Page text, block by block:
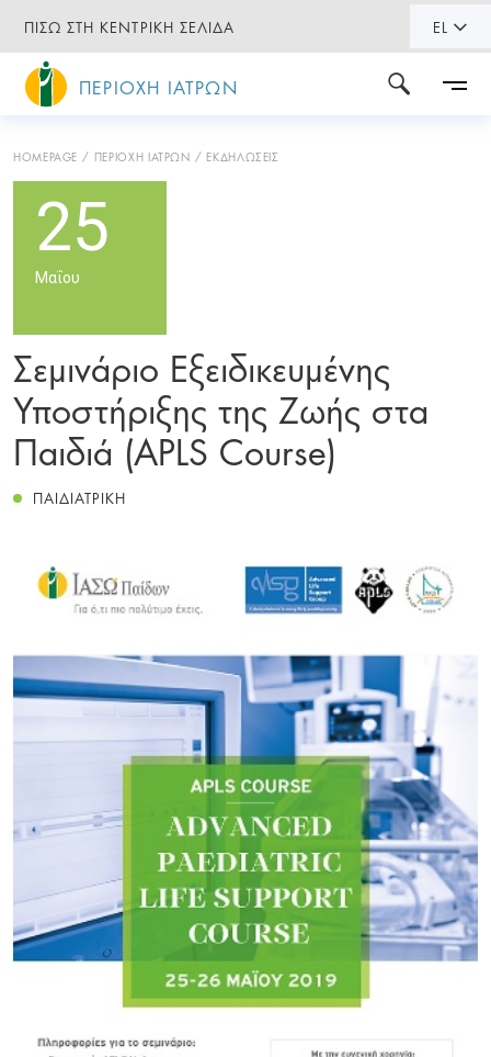
ΠΙΣΩ ΣΤΗ ΚΕΝΤΡΙΚΗ ΣΕΛΙΔΑ EL
ΠΕΡΙΟΧΗ ΙΑΤΡΩΝ
HOMEPAGE ΠΕΡΙΟΧΗ ΙΑΤΡΩΝ ΕΚΔΗΛΩΣΕΙΣ
25
Μαΐου
Σεμινάριο Εξειδικευμένης
Υποστήριξης της Ζωής στα
Παιδιά (APLS Course)
ΠΑΙΔΙΑΤΡΙΚΗ